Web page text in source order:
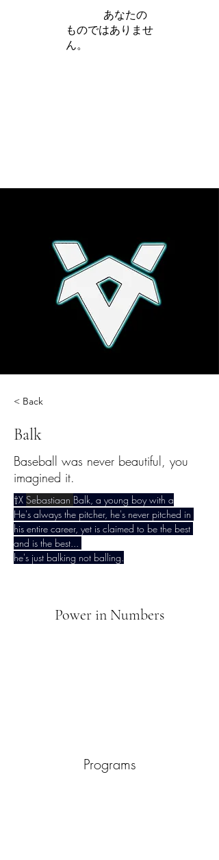
あなたの
ものではありませ
ん。
< Back
Balk
Baseball was never beautiful, you
imagined it.
⇧X Sebastiaan Balk, a young boy with a
He's always the pitcher, he's never pitched in
his entire career, yet is claimed to be the best
and is the best...
he's just balking not balling.
Power in Numbers
Programs